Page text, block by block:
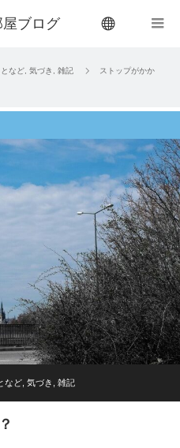
ブログ
など 気づき 雑記
ストップがかか
など 気づき 雑記